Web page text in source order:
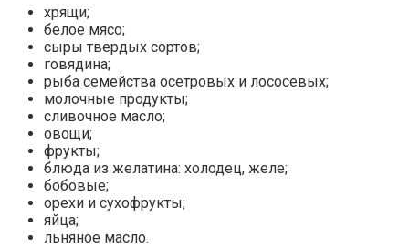
хрящи;
белое мясо;
сыры твердых сортов;
говядина;
рыба семейства осетровых и лососевых;
молочные продукты;
сливочное масло;
овощи;
фрукты;
блюда из желатина: холодец, желе;
бобовые;
орехи и сухофрукты;
яйца;
льняное масло.